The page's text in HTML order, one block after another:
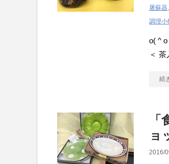
屠蘇器,
調理小
o( ^
＜
続
ョ
2016/